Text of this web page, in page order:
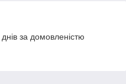
за домовленістю